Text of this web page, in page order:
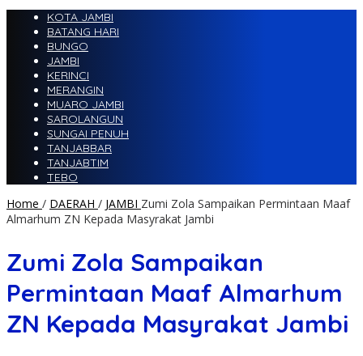
KOTA JAMBI
BATANG HARI
BUNGO
JAMBI
KERINCI
MERANGIN
MUARO JAMBI
SAROLANGUN
SUNGAI PENUH
TANJABBAR
TANJABTIM
TEBO
Home / DAERAH / JAMBI Zumi Zola Sampaikan Permintaan Maaf
Almarhum ZN Kepada Masyrakat Jambi
Zumi Zola Sampaikan
Permintaan Maaf Almarhum
ZN Kepada Masyrakat Jambi